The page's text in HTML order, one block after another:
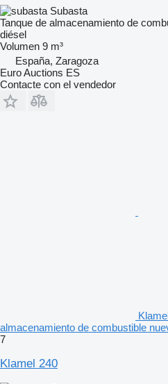
Subasta
Tanque de almacenamiento de
diésel
Volumen 9 m³
España, Zaragoza
Euro Auctions ES
Contacte con el vendedor
almacenamiento de combustible
7
Klamel 240